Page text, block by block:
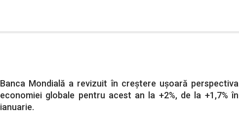
Banca Mondială a revizuit în creștere ușoară perspectiva
economiei globale pentru acest an la +2%, de la +1,7% în
ianuarie.